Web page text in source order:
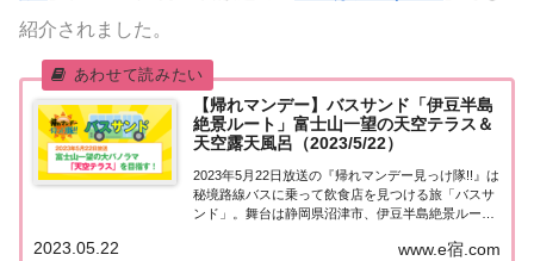
紹介されました。
【帰れマンデー】バスサンド「伊豆半島
絶景ルート」富士山一望の天空テラス＆
天空露天風呂（2023/5/22）
2023年5月22日放送の『帰れマンデー見っけ隊!!』は
秘境路線バスに乗って飲食店を見つける旅「バスサ
ンド」。舞台は静岡県沼津市、伊豆半島絶景ルー
イ二階堂高嗣！果たして飲食店は見つかるのか？ゴ
www.e宿.com
2023.05.22